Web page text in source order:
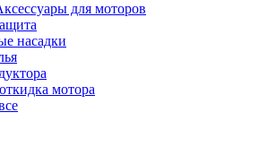
для моторов
насадки
мотора